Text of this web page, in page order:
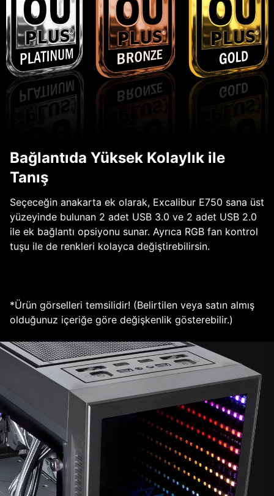
Bağlantıda Yüksek Kolaylık ile
Tanış
Seçeceğin anakarta ek olarak, Excalibur E750 sana üst
yüzeyinde bulunan 2 adet USB 3.0 ve 2 adet USB 2.0
ile ek bağlantı opsiyonu sunar. Ayrıca RGB fan kontrol
tuşu ile de renkleri kolayca değiştirebilirsin.
*Ürün görselleri temsilidir! (Belirtilen veya satın almış
olduğunuz içeriğe göre değişkenlik gösterebilir.)